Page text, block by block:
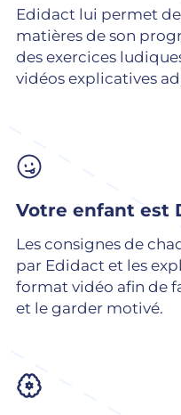
Edidact lui permet
matières de son
des exercices
vidéos explicatives
Votre enfant est
Les consignes de
par Edidact et les
format vidéo afin de
et le garder motivé.